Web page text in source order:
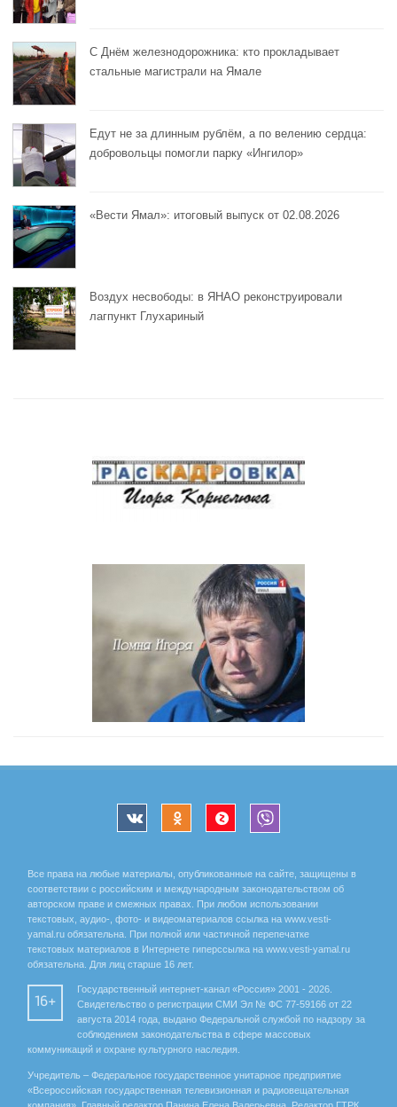
С Днём железнодорожника: кто прокладывает
стальные магистрали на Ямале
Едут не за длинным рублём, а по велению сердца:
добровольцы помогли парку «Ингилор»
«Вести Ямал»: итоговый выпуск от 02.08.2026
Воздух несвободы: в ЯНАО реконструировали
лагпункт Глухариный
Все права на любые материалы, опубликованные на сайте, защищены в
соответствии с российским и международным законодательством об
авторском праве и смежных правах. При любом использовании
текстовых, аудио-, фото- и видеоматериалов ссылка на www.vesti-
yamal.ru обязательна. При полной или частичной перепечатке
текстовых материалов в Интернете гиперссылка на www.vesti-yamal.ru
обязательна. Для лиц старше 16 лет.
16+
Государственный интернет-канал «Россия» 2001 - 2026.
Свидетельство о регистрации СМИ Эл № ФС 77-59166 от 22
августа 2014 года, выдано Федеральной службой по надзору за
соблюдением законодательства в сфере массовых
коммуникаций и охране культурного наследия.
Учредитель – Федеральное государственное унитарное предприятие
«Всероссийская государственная телевизионная и радиовещательная